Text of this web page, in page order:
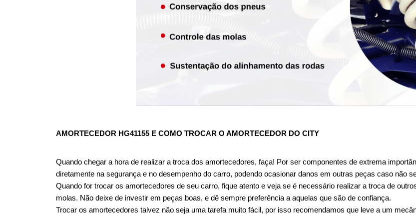
AMORTECEDOR HG41155 E COMO TROCAR O AMORTECEDOR DO CITY
Quando chegar a hora de realizar a troca dos amortecedores, faça! Por ser componentes de extrema
diretamente na segurança e no desempenho do carro, podendo ocasionar danos em outras peças caso não
Quando for trocar os amortecedores de seu carro, fique atento e veja se é necessário realizar a troca de
molas. Não deixe de investir em peças boas, e dê sempre preferência a aquelas que são de confiança.
Trocar os amortecedores talvez não seja uma tarefa muito fácil, por isso recomendamos que leve a um